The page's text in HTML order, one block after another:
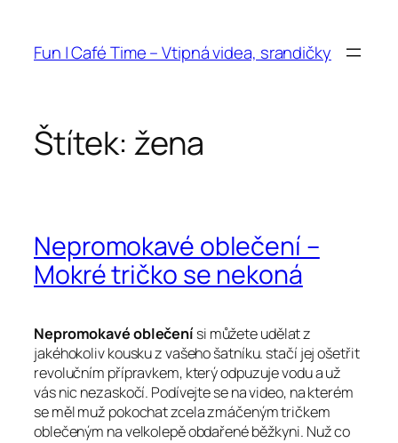
obsahFun | Café Time – Vtipná videa, srandičky
Štítek:žena
Nepromokavé oblečení –
Mokré tričko se nekoná
Nepromokavé oblečenísi můžete udělat z
jakéhokoliv kousku z vašeho šatníku. stačí jej ošetřit
revolučním přípravkem, který odpuzuje vodu a už
vás nic nezaskočí. Podívejte se na video, na kterém
se měl muž pokochat zcela zmáčeným tričkem
oblečeným na velkolepě obdařené běžkyni. Nuž co